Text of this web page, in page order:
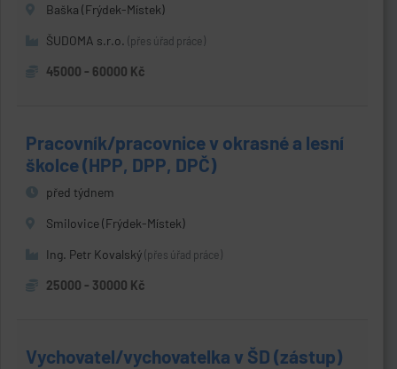
Baška (Frýdek-Místek)
ŠUDOMA s.r.o. (přes úřad práce)
45000 - 60000 Kč
Pracovník/pracovnice v okrasné a lesní
školce (HPP, DPP, DPČ)
před týdnem
Smilovice (Frýdek-Místek)
Ing. Petr Kovalský (přes úřad práce)
25000 - 30000 Kč
Vychovatel/vychovatelka v ŠD (zástup)